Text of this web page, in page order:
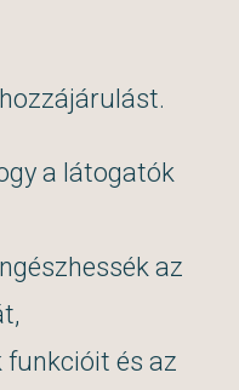
a látogatók
az
funkcióit és az